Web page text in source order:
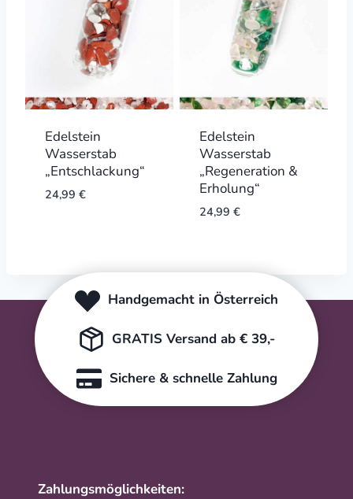
Edelstein
Wasserstab
„Entschlackung“
24,99 €
Edelstein
Wasserstab
„Regeneration &
Erholung“
24,99 €
Handgemacht in Österreich
GRATIS Versand ab € 39,-
Sichere & schnelle Zahlung
Zahlungsmöglichkeiten: